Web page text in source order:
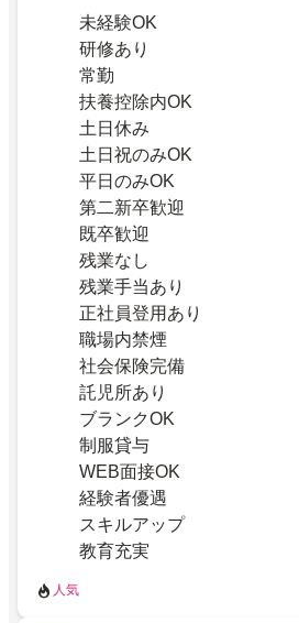
未経験OK
研修あり
常勤
扶養控除内OK
土日休み
土日祝のみOK
平日のみOK
第二新卒歓迎
既卒歓迎
残業なし
残業手当あり
正社員登用あり
職場内禁煙
社会保険完備
託児所あり
ブランクOK
制服貸与
WEB面接OK
経験者優遇
スキルアップ
教育充実
人気